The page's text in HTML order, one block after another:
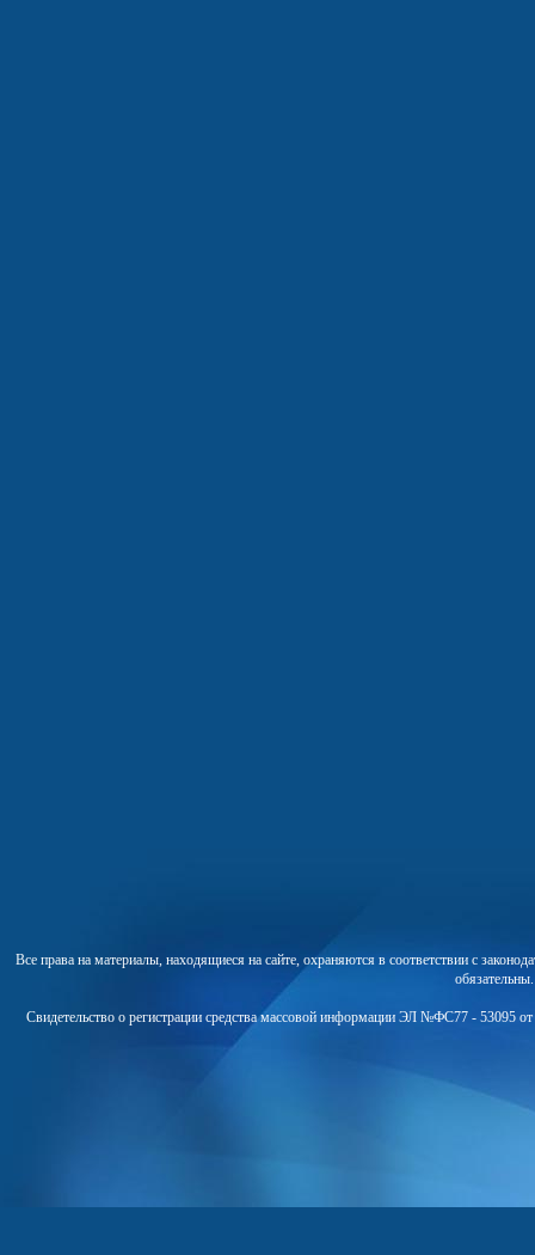
Все права на материалы, находящиеся на сайте, охраняются в соответствии с
Свидетельство о регистрации средства массовой информации ЭЛ №ФС77 - 53095